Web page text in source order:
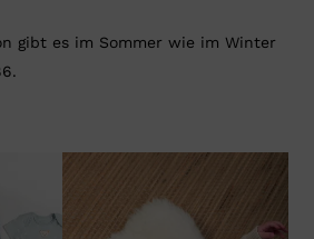
gibt es im Sommer wie im Winter